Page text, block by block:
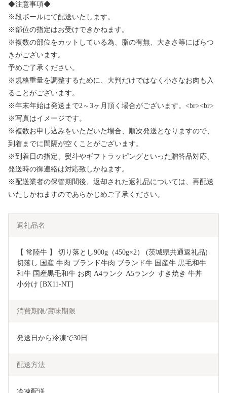
◆注意事項◆
※段ボールにて配送いたします。
※部位の指定はお受けできかねます。
※複数の部位をカットしている為、脂の有無、大きさ等にばらつ
きがございます。
予めご了承ください。
※規格重量を調整するために、大判だけではなく小さなお肉も入
ることがございます。
※年末年始は発送まで2～3ヶ月頂く場合がございます。<br><br>
※写真はイメージです。
※複数お申し込みをいただいた場合、順次発送となりますので、
到着までに間隔が空くことがございます。
※到着日の指定、熨斗やギフトラッピングといった贈答品対応、
発送時の御連絡は対応致しかねます。
※配送業者の保管期間後、返却された返礼品については、再配送
いたしかねますのであらかじめご了承ください。
返礼品名
【 常陸牛 】 切り落とし900g（450g×2） (茨城県共通返礼品)
切落し 国産 牛肉 ブランド牛肉 ブランド牛 国産牛 黒毛和牛
和牛 国産黒毛和牛 お肉 A4ランク A5ランク すき焼き 牛丼
小分け [BX11-NT]
消費期限/賞味期限
発送日から冷凍で30日
配送方法